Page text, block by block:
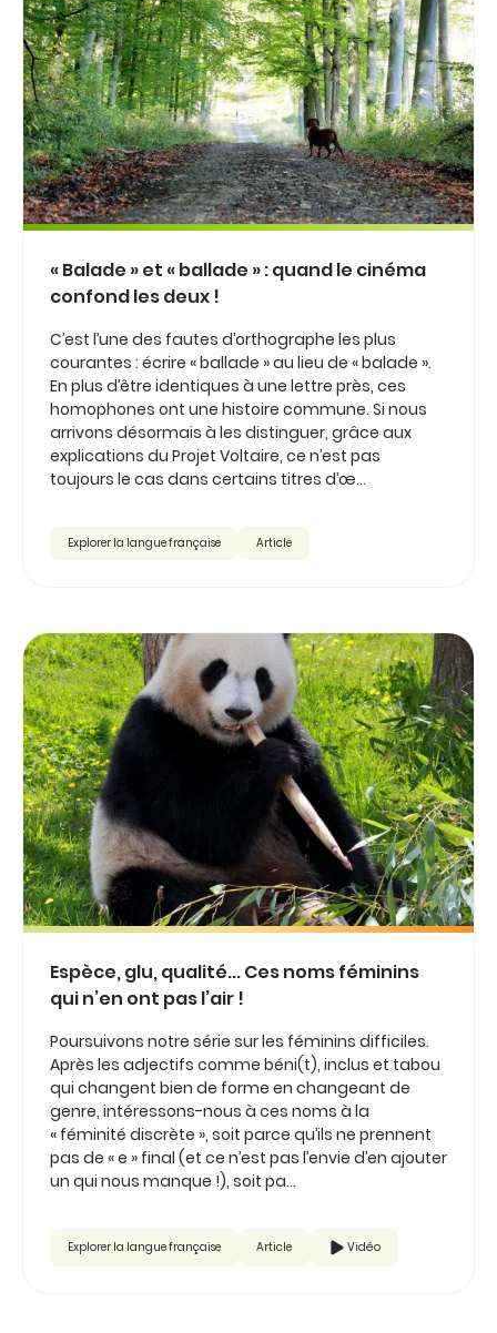
« Balade » et « ballade » : quand le cinéma
confond les deux !
C’est l’une des fautes d’orthographe les plus
courantes : écrire « ballade » au lieu de « balade ».
En plus d’être identiques à une lettre près, ces
homophones ont une histoire commune. Si nous
arrivons désormais à les distinguer, grâce aux
explications du Projet Voltaire, ce n’est pas
toujours le cas dans certains titres d’œ...
Explorer la langue française Article
Espèce, glu, qualité... Ces noms féminins
qui n’en ont pas l’air !
Poursuivons notre série sur les féminins difficiles.
Après les adjectifs comme béni(t), inclus et tabou
qui changent bien de forme en changeant de
genre, intéressons-nous à ces noms à la
« féminité discrète », soit parce qu’ils ne prennent
pas de « e » final (et ce n’est pas l’envie d’en ajouter
un qui nous manque !), soit pa...
Explorer la langue française Article Vidéo